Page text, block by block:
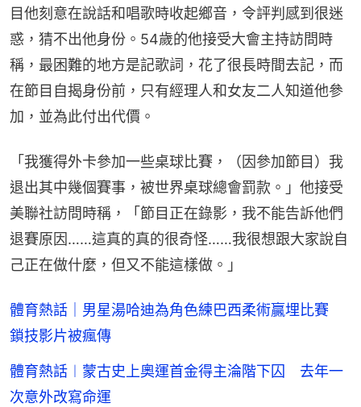
目他刻意在說話和唱歌時收起鄉音，令評判感到很迷
惑，猜不出他身份。54歲的他接受大會主持訪問時
稱，最困難的地方是記歌詞，花了很長時間去記，而
在節目自揭身份前，只有經理人和女友二人知道他參
加，並為此付出代價。
「我獲得外卡參加一些桌球比賽，（因參加節目）我
退出其中幾個賽事，被世界桌球總會罰款。」他接受
美聯社訪問時稱，「節目正在錄影，我不能告訴他們
退賽原因……這真的真的很奇怪……我很想跟大家說自
己正在做什麼，但又不能這樣做。」
體育熱話｜男星湯哈迪為角色練巴西柔術贏埋比賽
鎖技影片被瘋傳
體育熱話︱蒙古史上奧運首金得主淪階下囚 去年一
次意外改寫命運